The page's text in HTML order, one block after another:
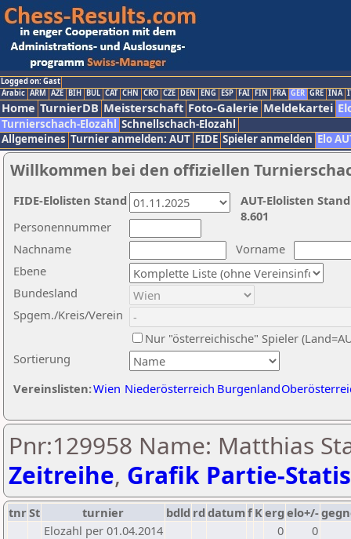
Logged on: Gast
Arabic ARM AZE BIH BUL CAT CHN CRO CZE DEN ENG ESP FAI FIN FRA GER GRE INA
Home TurnierDB Meisterschaft Foto-Galerie Meldekartei
Turnierschach-Elozahl Schnellschach-Elozahl
Allgemeines Turnier anmelden: AUT FIDE Spieler anmelden Elo
Willkommen bei den offiziellen
Nachname
Vorname
Ebene
Sortierung
Personennummer
Bundesland
Spgem./Kreis/Verein
Nur "österreichische" Spieler
Vereinslisten:Wien Niederösterreich Burgenland
AUT-Elolisten
8.601
FIDE-Elolisten Stand
Pnr:129958 Name: Matthias
Zeitreihe, Grafik Partie-
tnrSt turnier bdld rd datumf Kerg elo+/-
Elozahl per 01.04.2014
0
0